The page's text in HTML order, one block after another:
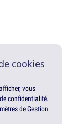
cookies
vous
confidentialité.
de Gestion